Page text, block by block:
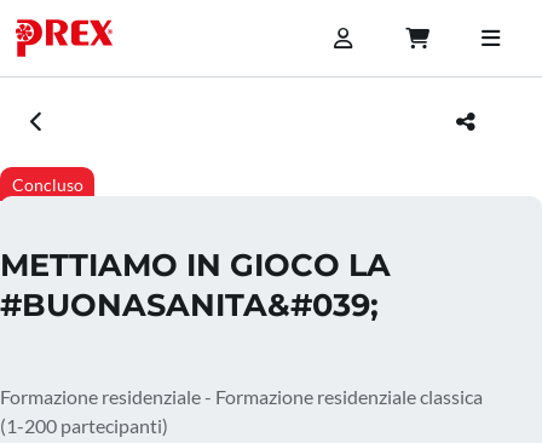
METTIAMO IN GIOCO LA
#BUONASANITA&#039;
Formazione residenziale - Formazione residenziale classica
(1-200 partecipanti)
Concluso